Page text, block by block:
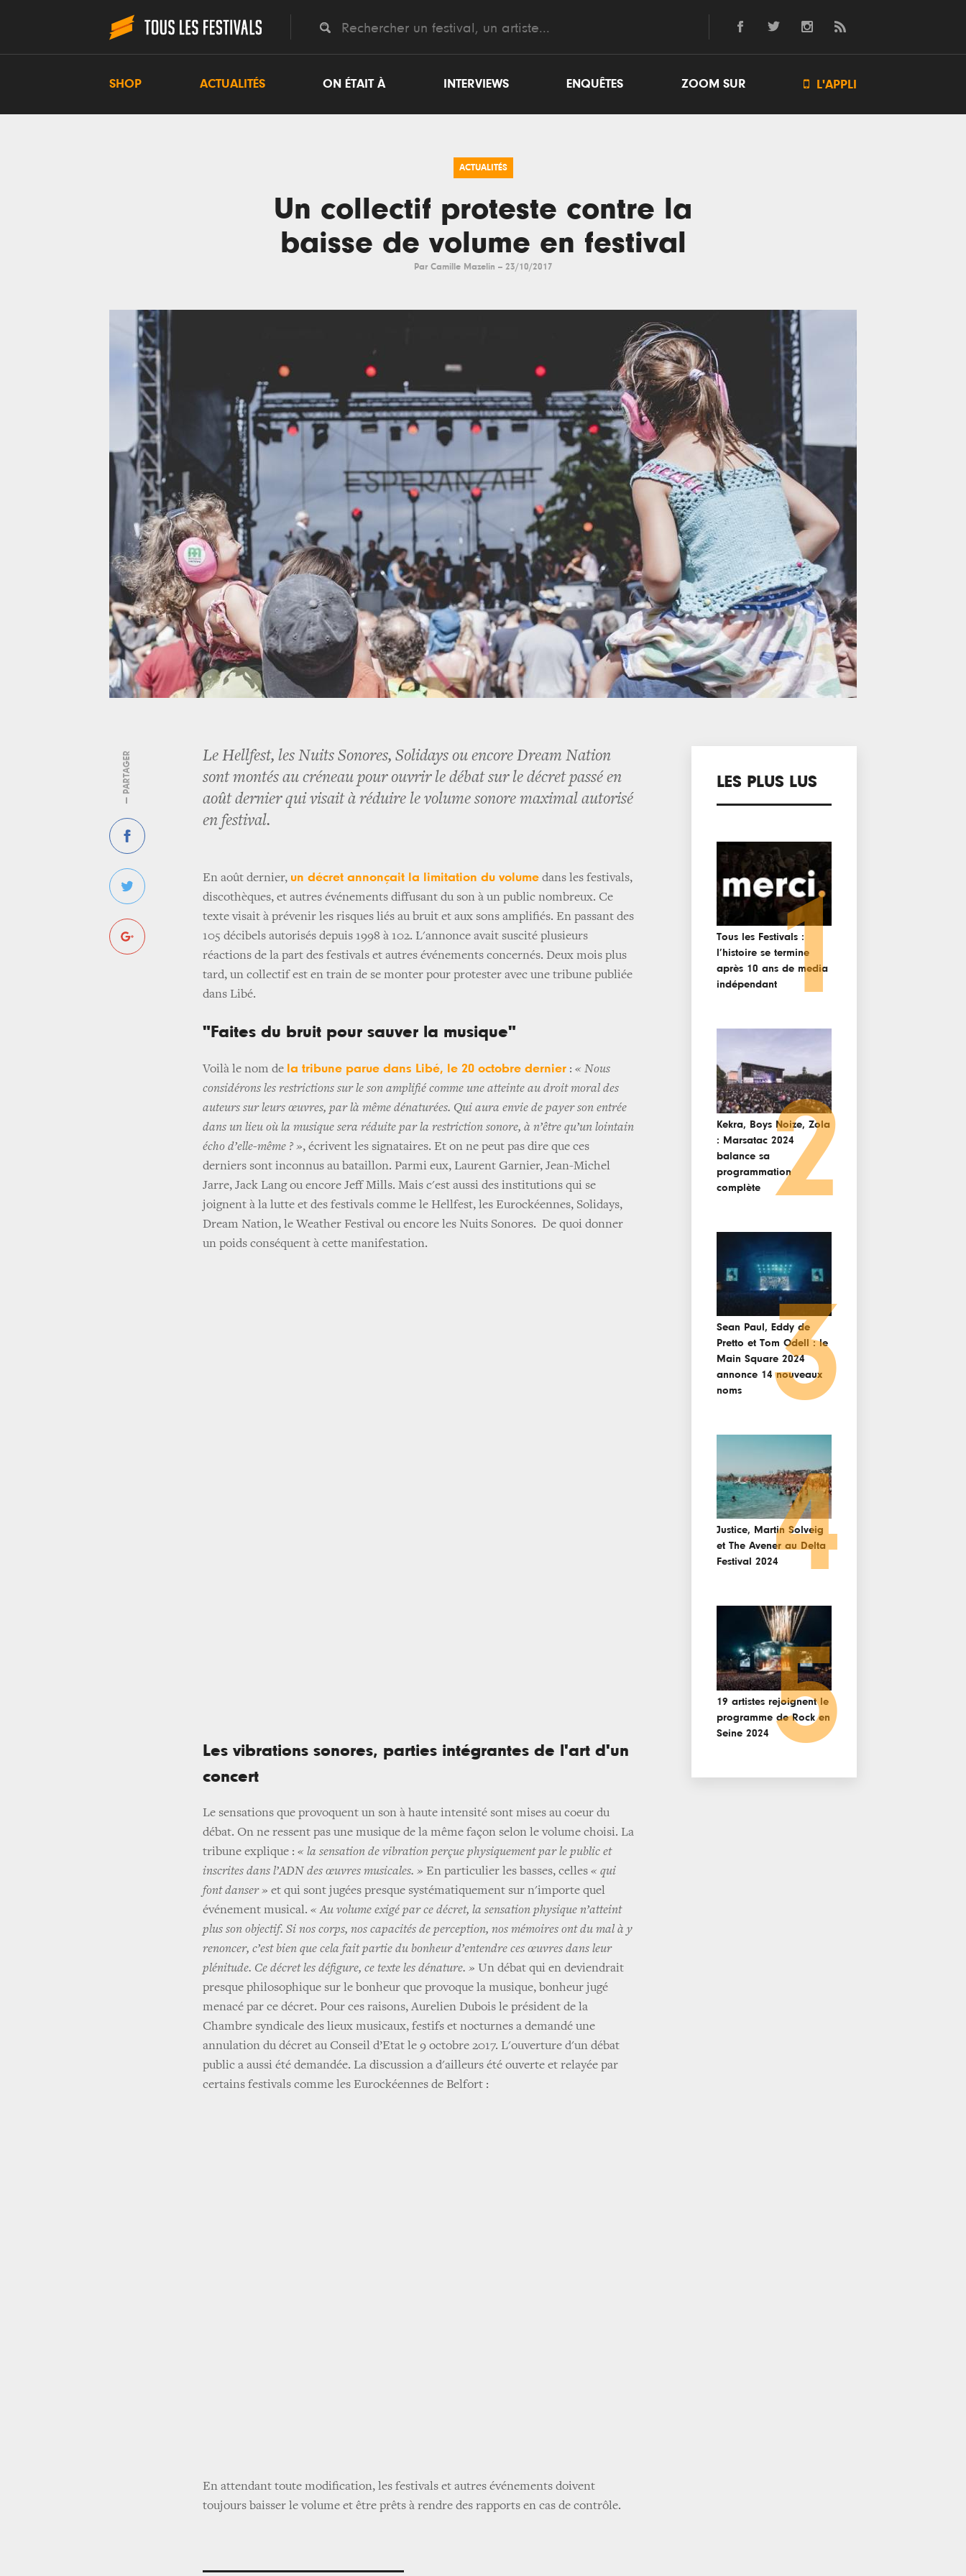
SHOP ACTUALITÉS ON ÉTAIT À INTERVIEWS ENQUÊTES ZOOM SUR  L'APPLI
ACTUALITÉS
Un collectif proteste contre la
baisse de volume en festival
Par Camille Mazelin -- 23/10/2017
— PARTAGER
Le Hellfest, les Nuits Sonores, Solidays ou encore Dream Nation
sont montés au créneau pour ouvrir le débat sur le décret passé en
août dernier qui visait à réduire le volume sonore maximal autorisé
en festival.
En août dernier, un décret annonçait la limitation du volume dans les festivals,
discothèques, et autres événements diffusant du son à un public nombreux. Ce
texte visait à prévenir les risques liés au bruit et aux sons amplifiés. En passant des
105 décibels autorisés depuis 1998 à 102. L'annonce avait suscité plusieurs
réactions de la part des festivals et autres événements concernés. Deux mois plus
tard, un collectif est en train de se monter pour protester avec une tribune publiée
dans Libé.
"Faites du bruit pour sauver la musique"
Voilà le nom de la tribune parue dans Libé, le 20 octobre dernier : « Nous
considérons les restrictions sur le son amplifié comme une atteinte au droit moral des
auteurs sur leurs œuvres, par là même dénaturées. Qui aura envie de payer son entrée
dans un lieu où la musique sera réduite par la restriction sonore, à n’être qu’un lointain
écho d’elle-même ? », écrivent les signataires. Et on ne peut pas dire que ces
derniers sont inconnus au bataillon. Parmi eux, Laurent Garnier, Jean-Michel
Jarre, Jack Lang ou encore Jeff Mills. Mais c'est aussi des institutions qui se
joignent à la lutte et des festivals comme le Hellfest, les Eurockéennes, Solidays,
Dream Nation, le Weather Festival ou encore les Nuits Sonores. De quoi donner
un poids conséquent à cette manifestation.
Les vibrations sonores, parties intégrantes de l'art d'un
concert
Le sensations que provoquent un son à haute intensité sont mises au coeur du
débat. On ne ressent pas une musique de la même façon selon le volume choisi. La
tribune explique : « la sensation de vibration perçue physiquement par le public et
inscrites dans l’ADN des œuvres musicales. » En particulier les basses, celles « qui
font danser » et qui sont jugées presque systématiquement sur n'importe quel
événement musical. « Au volume exigé par ce décret, la sensation physique n’atteint
plus son objectif. Si nos corps, nos capacités de perception, nos mémoires ont du mal à y
renoncer, c’est bien que cela fait partie du bonheur d’entendre ces œuvres dans leur
plénitude. Ce décret les défigure, ce texte les dénature. » Un débat qui en deviendrait
presque philosophique sur le bonheur que provoque la musique, bonheur jugé
menacé par ce décret. Pour ces raisons, Aurelien Dubois le président de la
Chambre syndicale des lieux musicaux, festifs et nocturnes a demandé une
annulation du décret au Conseil d’Etat le 9 octobre 2017. L'ouverture d'un débat
public a aussi été demandée. La discussion a d'ailleurs été ouverte et relayée par
certains festivals comme les Eurockéennes de Belfort :
En attendant toute modification, les festivals et autres événements doivent
toujours baisser le volume et être prêts à rendre des rapports en cas de contrôle.
LES PLUS LUS
Tous les Festivals :
l’histoire se termine
après 10 ans de media
indépendant1
Kekra, Boys Noize, Zola
: Marsatac 2024
balance sa
programmation
complète
2
Sean Paul, Eddy de
Pretto et Tom Odell : le
Main Square 2024
annonce 14 nouveaux
noms
3
Justice, Martin Solveig
et The Avener au Delta
Festival 20244
19 artistes rejoignent le
programme de Rock en
Seine 2024 5